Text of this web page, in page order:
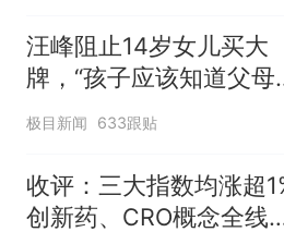
汪峰阻止14岁女儿买大
牌，“孩子应该知道父母
不易”，称自己买衣服80%
极目新闻 633跟贴
收评：三大指数均涨超
创新药、CRO概念全线